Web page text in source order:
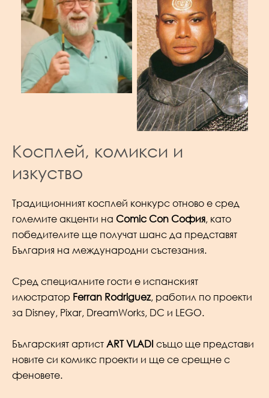
Косплей, комикси и
изкуство
Традиционният косплей конкурс отново е сред
големите акценти на Comic Con София, като
победителите ще получат шанс да представят
България на международни състезания.
Сред специалните гости е испанският
илюстратор Ferran Rodriguez, работил по проекти
за Disney, Pixar, DreamWorks, DC и LEGO.
Българският артист ART VLADI също ще представи
новите си комикс проекти и ще се срещне с
феновете.